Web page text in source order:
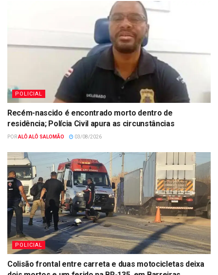
POLICIAL
Recém-nascido é encontrado morto dentro de
residência; Polícia Civil apura as circunstâncias
PORALÔ ALÔ SALOMÃO 03/08/2026
POLICIAL
Colisão frontal entre carreta e duas motocicletas deixa